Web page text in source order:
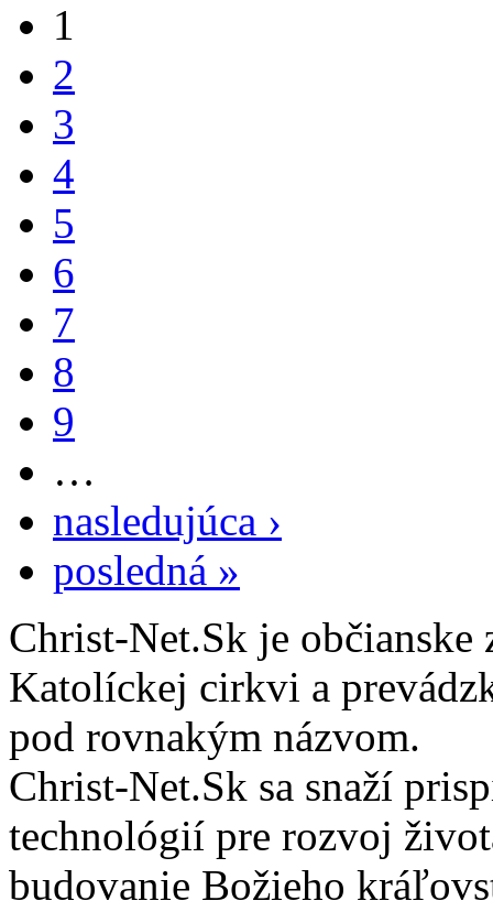
1
2
3
4
5
6
7
8
9
…
nasledujúca ›
posledná »
Christ-Net.Sk je
Katolíckej cirkvi a
pod rovnakým názvom.
Christ-Net.Sk sa snaží
technológií pre rozvoj
budovanie Božieho